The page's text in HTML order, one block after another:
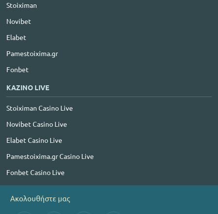
Stoiximan
Novibet
Elabet
Pamestoixima.gr
Fonbet
ΚΑΖΙΝΟ LIVE
Stoiximan Casino Live
Novibet Casino Live
Elabet Casino Live
Pamestoixima.gr Casino Live
Fonbet Casino Live
Ακολουθήστε μας